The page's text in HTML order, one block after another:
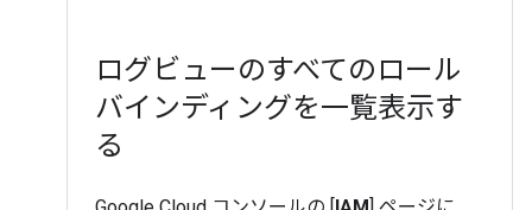
ログビューのすべてのロール
バインディングを一覧表示す
る